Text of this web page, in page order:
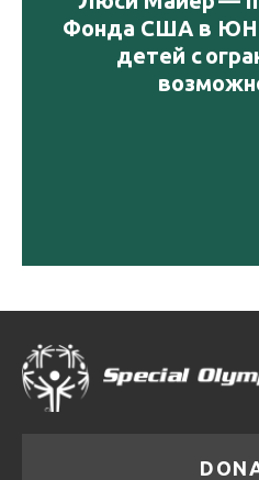
Фонда США в
детей с